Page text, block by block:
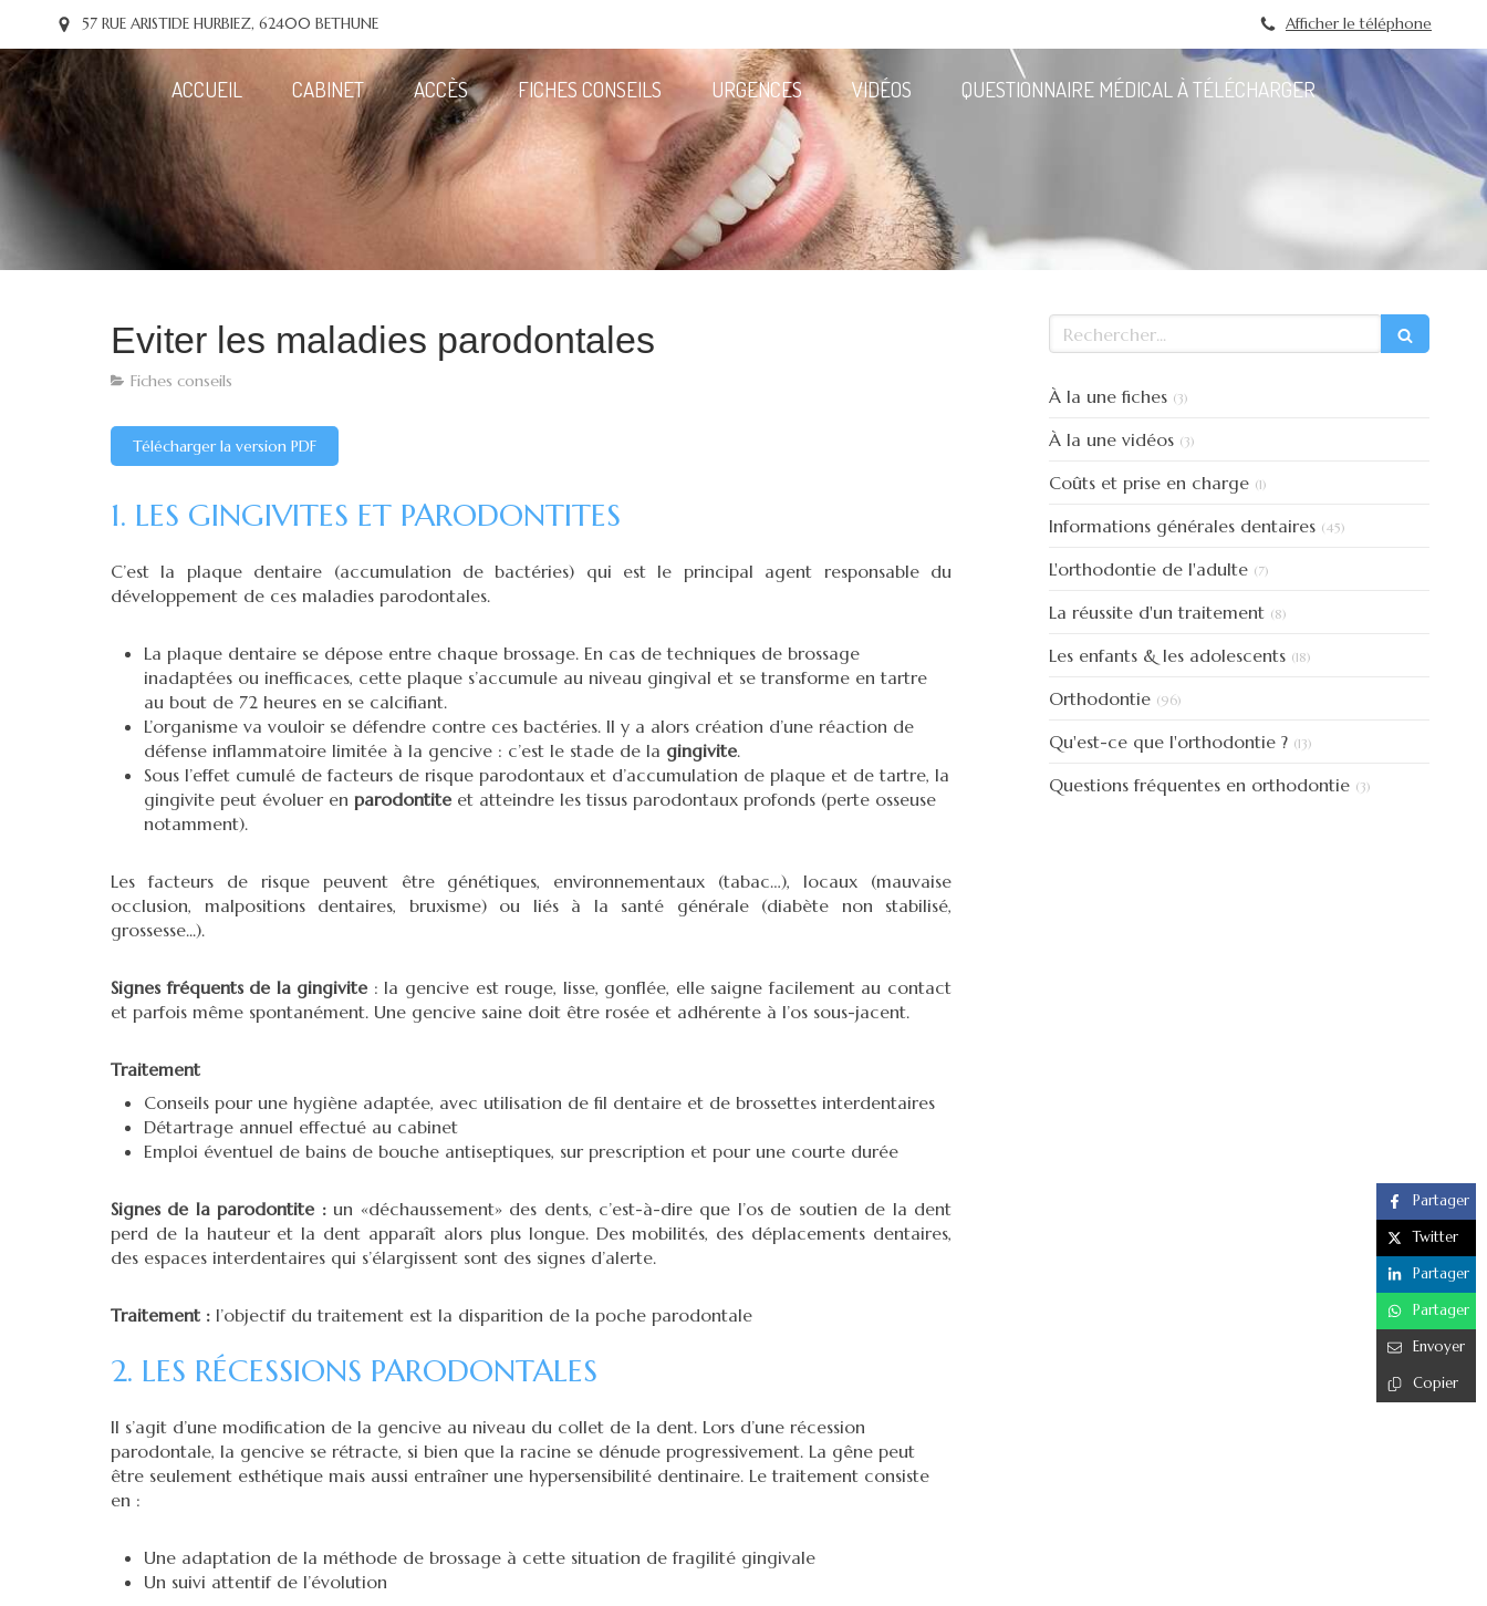
57 RUE ARISTIDE HURBIEZ, 62400 BETHUNE Afficher le téléphone
ACCUEIL CABINET ACCÈS FICHES CONSEILS URGENCES VIDÉOS QUESTIONNAIRE MÉDICAL À TÉLÉCHARGER
Eviter les maladies parodontales
Fiches conseils
Télécharger la version PDF
1. LES GINGIVITES ET PARODONTITES
C’est la plaque dentaire (accumulation de bactéries) qui est le principal agent responsable du
développement de ces maladies parodontales.
La plaque dentaire se dépose entre chaque brossage. En cas de techniques de brossage
inadaptées ou inefficaces, cette plaque s’accumule au niveau gingival et se transforme en tartre
au bout de 72 heures en se calcifiant.
L’organisme va vouloir se défendre contre ces bactéries. Il y a alors création d’une réaction de
défense inflammatoire limitée à la gencive : c’est le stade de la gingivite.
Sous l’effet cumulé de facteurs de risque parodontaux et d’accumulation de plaque et de tartre, la
gingivite peut évoluer en parodontite et atteindre les tissus parodontaux profonds (perte osseuse
notamment).
Les facteurs de risque peuvent être génétiques, environnementaux (tabac…), locaux (mauvaise
occlusion, malpositions dentaires, bruxisme) ou liés à la santé générale (diabète non stabilisé,
grossesse...).
Signes fréquents de la gingivite : la gencive est rouge, lisse, gonflée, elle saigne facilement au contact
et parfois même spontanément. Une gencive saine doit être rosée et adhérente à l’os sous-jacent.
Traitement
Conseils pour une hygiène adaptée, avec utilisation de fil dentaire et de brossettes interdentaires
Détartrage annuel effectué au cabinet
Emploi éventuel de bains de bouche antiseptiques, sur prescription et pour une courte durée
Signes de la parodontite :un «déchaussement» des dents, c’est-à-dire que l’os de soutien de la dent
perd de la hauteur et la dent apparaît alors plus longue. Des mobilités, des déplacements dentaires,
des espaces interdentaires qui s’élargissent sont des signes d’alerte.
Traitement : l’objectif du traitement est la disparition de la poche parodontale
2. LES RÉCESSIONS PARODONTALES
Il s’agit d’une modification de la gencive au niveau du collet de la dent. Lors d’une récession
parodontale, la gencive se rétracte, si bien que la racine se dénude progressivement. La gêne peut
être seulement esthétique mais aussi entraîner une hypersensibilité dentinaire. Le traitement consiste
en :
Une adaptation de la méthode de brossage à cette situation de fragilité gingivale
Un suivi attentif de l’évolution
Partager
Twitter
Partager
Partager
Envoyer
Copier
Rechercher
À la une fiches (3)
À la une vidéos (3)
Coûts et prise en charge (1)
Informations générales dentaires (45)
L'orthodontie de l'adulte (7)
La réussite d'un traitement (8)
Les enfants & les adolescents (18)
Orthodontie (96)
Qu'est-ce que l'orthodontie ? (13)
Questions fréquentes en orthodontie (3)